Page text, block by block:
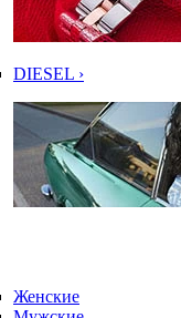
DIESEL ›
Женские